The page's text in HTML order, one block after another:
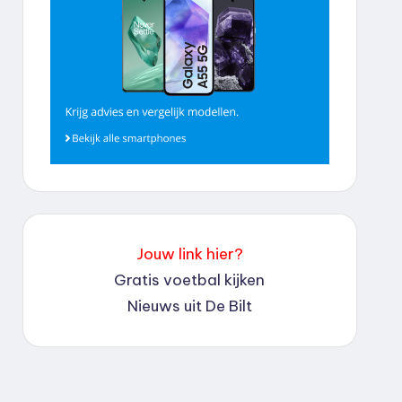
Jouw link hier?
Gratis voetbal kijken
Nieuws uit De Bilt